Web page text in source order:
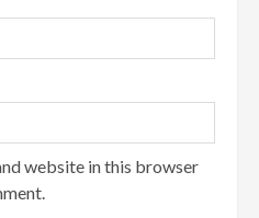
website in this browser